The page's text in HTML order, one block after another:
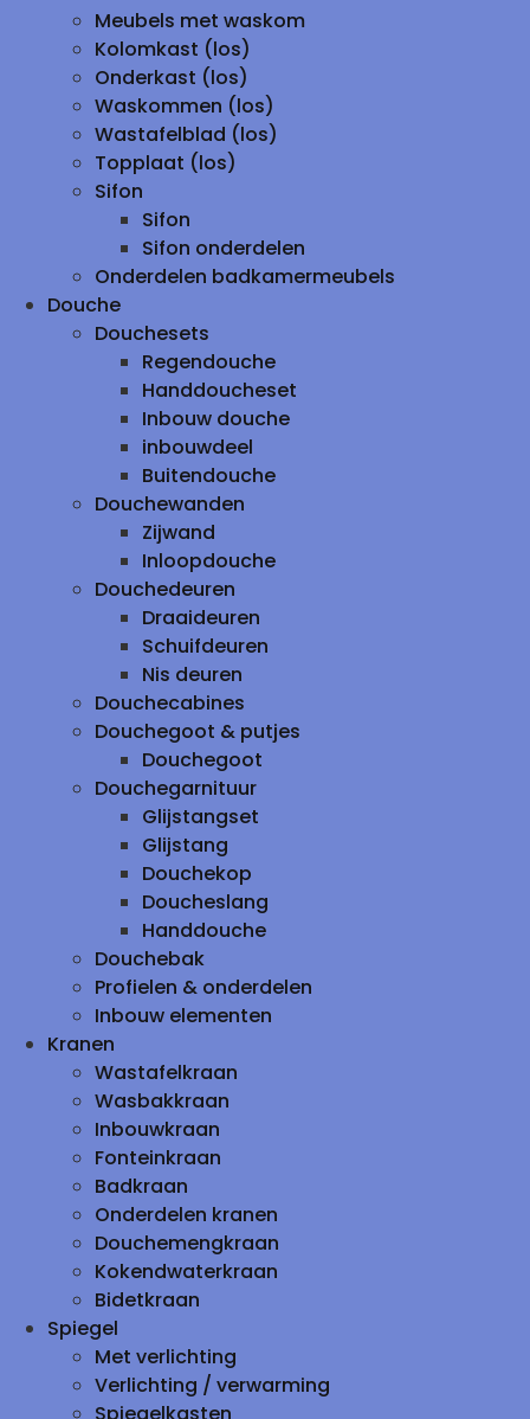
Meubels met waskom
Kolomkast (los)
Onderkast (los)
Waskommen (los)
Wastafelblad (los)
Topplaat (los)
Sifon
Sifon
Sifon onderdelen
Onderdelen badkamermeubels
Douche
Douchesets
Regendouche
Handdoucheset
Inbouw douche
inbouwdeel
Buitendouche
Douchewanden
Zijwand
Inloopdouche
Douchedeuren
Draaideuren
Schuifdeuren
Nis deuren
Douchecabines
Douchegoot & putjes
Douchegoot
Douchegarnituur
Glijstangset
Glijstang
Douchekop
Doucheslang
Handdouche
Douchebak
Profielen & onderdelen
Inbouw elementen
Kranen
Wastafelkraan
Wasbakkraan
Inbouwkraan
Fonteinkraan
Badkraan
Onderdelen kranen
Douchemengkraan
Kokendwaterkraan
Bidetkraan
Spiegel
Met verlichting
Verlichting / verwarming
Spiegelkasten